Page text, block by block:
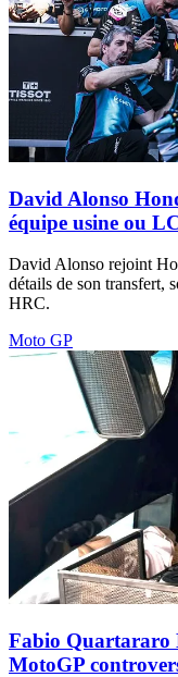
David Alonso
équipe usine ou
David Alonso rejoint
détails de son transfert,
HRC.
Moto GP
Fabio Quartararo
MotoGP